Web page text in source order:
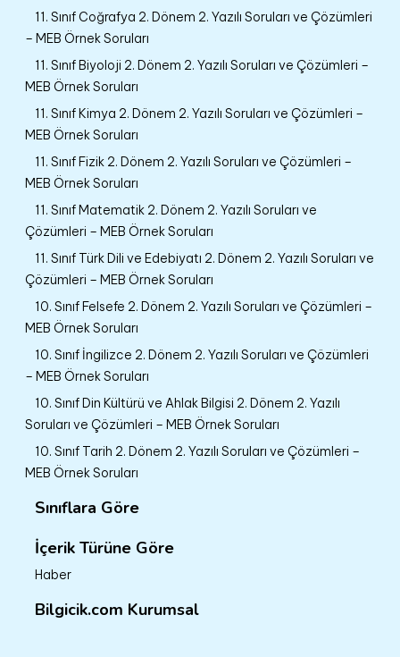
11. Sınıf Coğrafya 2. Dönem 2. Yazılı Soruları ve Çözümleri
– MEB Örnek Soruları
11. Sınıf Biyoloji 2. Dönem 2. Yazılı Soruları ve Çözümleri –
MEB Örnek Soruları
11. Sınıf Kimya 2. Dönem 2. Yazılı Soruları ve Çözümleri –
MEB Örnek Soruları
11. Sınıf Fizik 2. Dönem 2. Yazılı Soruları ve Çözümleri –
MEB Örnek Soruları
11. Sınıf Matematik 2. Dönem 2. Yazılı Soruları ve
Çözümleri – MEB Örnek Soruları
11. Sınıf Türk Dili ve Edebiyatı 2. Dönem 2. Yazılı Soruları ve
Çözümleri – MEB Örnek Soruları
10. Sınıf Felsefe 2. Dönem 2. Yazılı Soruları ve Çözümleri –
MEB Örnek Soruları
10. Sınıf İngilizce 2. Dönem 2. Yazılı Soruları ve Çözümleri
– MEB Örnek Soruları
10. Sınıf Din Kültürü ve Ahlak Bilgisi 2. Dönem 2. Yazılı
Soruları ve Çözümleri – MEB Örnek Soruları
10. Sınıf Tarih 2. Dönem 2. Yazılı Soruları ve Çözümleri –
MEB Örnek Soruları
Sınıflara Göre
İçerik Türüne Göre
Haber
Bilgicik.com Kurumsal